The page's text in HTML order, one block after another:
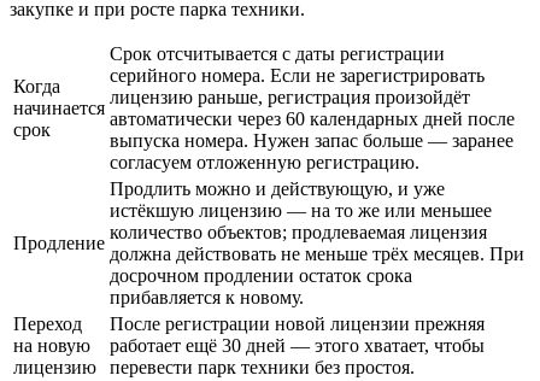
закупке и при росте парка техники.
Когда
начинается
срок
Срок отсчитывается с даты регистрации
серийного номера. Если не зарегистрировать
лицензию раньше, регистрация произойдёт
автоматически через 60 календарных дней после
выпуска номера. Нужен запас больше — заранее
согласуем отложенную регистрацию.
Продление
Продлить можно и действующую, и уже
истёкшую лицензию — на то же или меньшее
количество объектов; продлеваемая лицензия
должна действовать не меньше трёх месяцев. При
досрочном продлении остаток срока
прибавляется к новому.
Переход
на новую
лицензию
После регистрации новой лицензии прежняя
работает ещё 30 дней — этого хватает, чтобы
перевести парк техники без простоя.